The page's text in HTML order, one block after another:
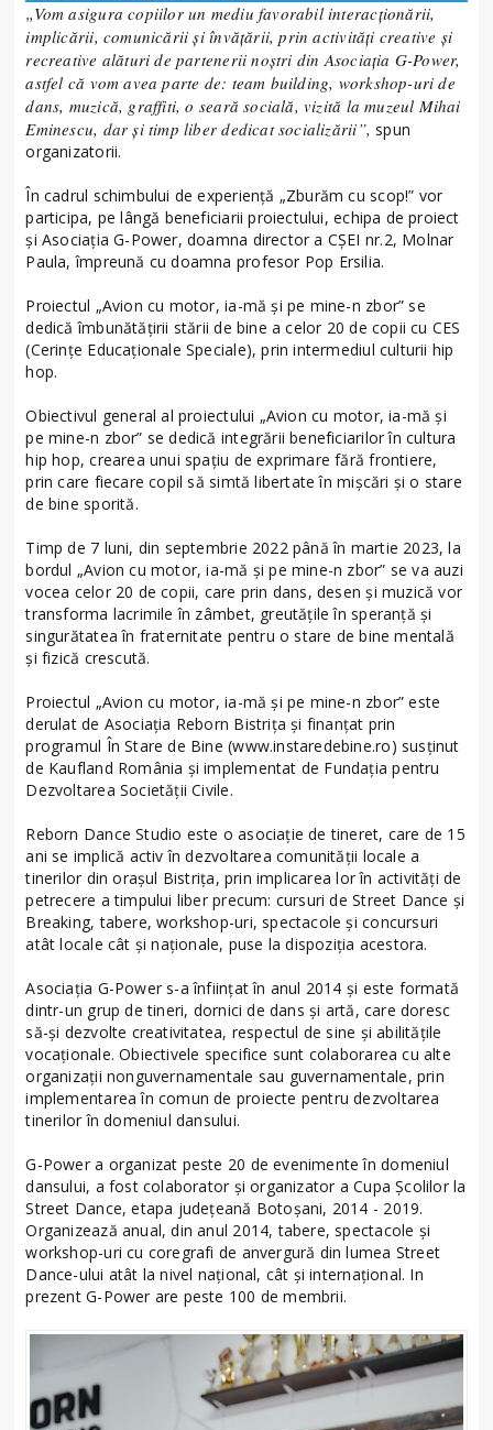
„Vom asigura copiilor un mediu favorabil interacționării,
implicării, comunicării și învățării, prin activități creative și
recreative alături de partenerii noștri din Asociația G-Power,
astfel că vom avea parte de: team building, workshop-uri de
dans, muzică, graffiti, o seară socială, vizită la muzeul Mihai
Eminescu, dar și timp liber dedicat socializării”, spun
organizatorii.
În cadrul schimbului de experiență „Zburăm cu scop!” vor
participa, pe lângă beneficiarii proiectului, echipa de proiect
și Asociația G-Power, doamna director a CŞEI nr.2, Molnar
Paula, împreună cu doamna profesor Pop Ersilia.
Proiectul „Avion cu motor, ia-mă și pe mine-n zbor” se
dedică îmbunătățirii stării de bine a celor 20 de copii cu CES
(Cerințe Educaționale Speciale), prin intermediul culturii hip
hop.
Obiectivul general al proiectului „Avion cu motor, ia-mă și
pe mine-n zbor” se dedică integrării beneficiarilor în cultura
hip hop, crearea unui spațiu de exprimare fără frontiere,
prin care fiecare copil să simtă libertate în mișcări și o stare
de bine sporită.
Timp de 7 luni, din septembrie 2022 până în martie 2023, la
bordul „Avion cu motor, ia-mă și pe mine-n zbor” se va auzi
vocea celor 20 de copii, care prin dans, desen și muzică vor
transforma lacrimile în zâmbet, greutățile în speranță și
singurătatea în fraternitate pentru o stare de bine mentală
și fizică crescută.
Proiectul „Avion cu motor, ia-mă și pe mine-n zbor” este
derulat de Asociația Reborn Bistrița și finanțat prin
programul În Stare de Bine (www.instaredebine.ro) susținut
de Kaufland România și implementat de Fundația pentru
Dezvoltarea Societății Civile.
Reborn Dance Studio este o asociație de tineret, care de 15
ani se implică activ în dezvoltarea comunității locale a
tinerilor din orașul Bistrița, prin implicarea lor în activități de
petrecere a timpului liber precum: cursuri de Street Dance și
Breaking, tabere, workshop-uri, spectacole și concursuri
atât locale cât și naționale, puse la dispoziția acestora.
Asociația G-Power s-a înființat în anul 2014 și este formată
dintr-un grup de tineri, dornici de dans și artă, care doresc
să-și dezvolte creativitatea, respectul de sine și abilitățile
vocaționale. Obiectivele specifice sunt colaborarea cu alte
organizații nonguvernamentale sau guvernamentale, prin
implementarea în comun de proiecte pentru dezvoltarea
tinerilor în domeniul dansului.
G-Power a organizat peste 20 de evenimente în domeniul
dansului, a fost colaborator și organizator a Cupa Școlilor la
Street Dance, etapa județeană Botoșani, 2014 - 2019.
Organizează anual, din anul 2014, tabere, spectacole și
workshop-uri cu coregrafi de anvergură din lumea Street
Dance-ului atât la nivel național, cât și internațional. In
prezent G-Power are peste 100 de membrii.